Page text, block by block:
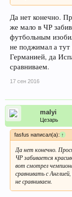
Да нет конечно.
же мало в ЧР
футбольным
не поджимал а тут
Германией, да
сравниваем.
17 сен 2016
malyi
Цезарь
fasfus написал(а): ↑
Да нет конечно.
ЧР забивается
вот смотрел
сравнивать с
не сравниваем.